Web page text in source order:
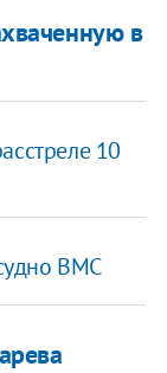
в
10
ВМС